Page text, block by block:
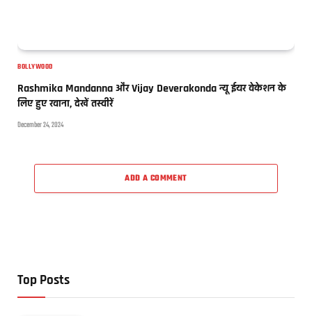
BOLLYWOOD
Rashmika Mandanna और Vijay Deverakonda न्यू ईयर वेकेशन के
लिए हुए रवाना, देखें तस्वीरें
December 24, 2024
ADD A COMMENT
Top Posts